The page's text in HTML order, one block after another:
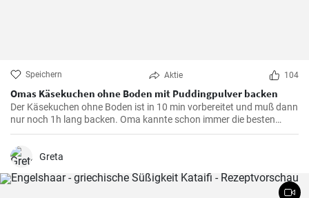
Speichern Aktie 104
Omas Käsekuchen ohne Boden mit Puddingpulver backen
Der Käsekuchen ohne Boden ist in 10 min vorbereitet und muß dann
nur noch 1h lang backen. Oma kannte schon immer die besten
Käsekuchen Rezepte für den Kaffeetisch und dieser wird mit Vanille
Puddingpulver stabilisiert.
Greta